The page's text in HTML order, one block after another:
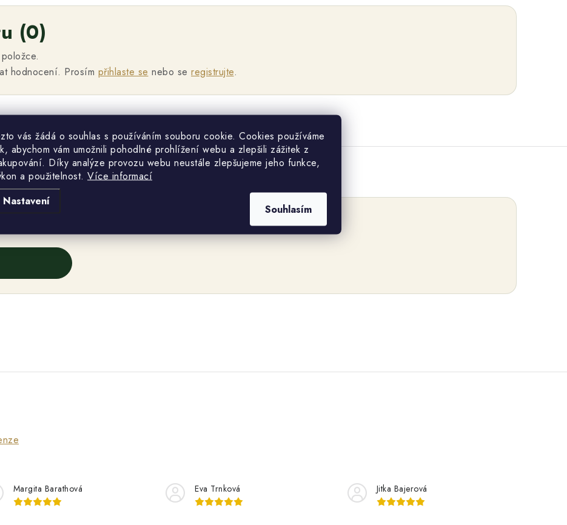
vás žádá o souhlas s používáním souboru cookie. Cookies používáme
abychom vám umožnili pohodlné prohlížení webu a zlepšili zážitek z
Díky analýze provozu webu neustále zlepšujeme jeho funkce,
a použitelnost. Více informací
Nastavení
Souhlasím
(0)
hodnocení. Prosím přihlaste se nebo se registrujte.
Margita Barathová Eva Trnková Jitka Bajerová